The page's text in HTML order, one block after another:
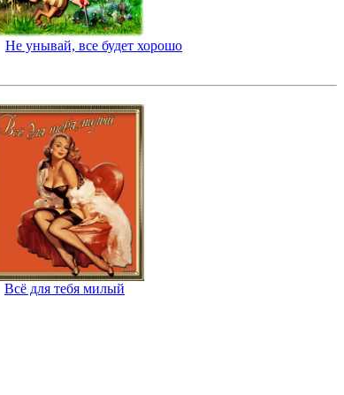
Не унывай, все будет хорошо
Всё для тебя милый